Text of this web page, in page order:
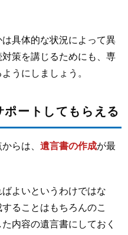
具体的な状況によって異
策を講じるためにも、専
うにしましょう。
ートしてもらえる
からは、遺言書の作成が最
よいというわけではな
ることはもちろんのこ
内容の遺言書にしておく